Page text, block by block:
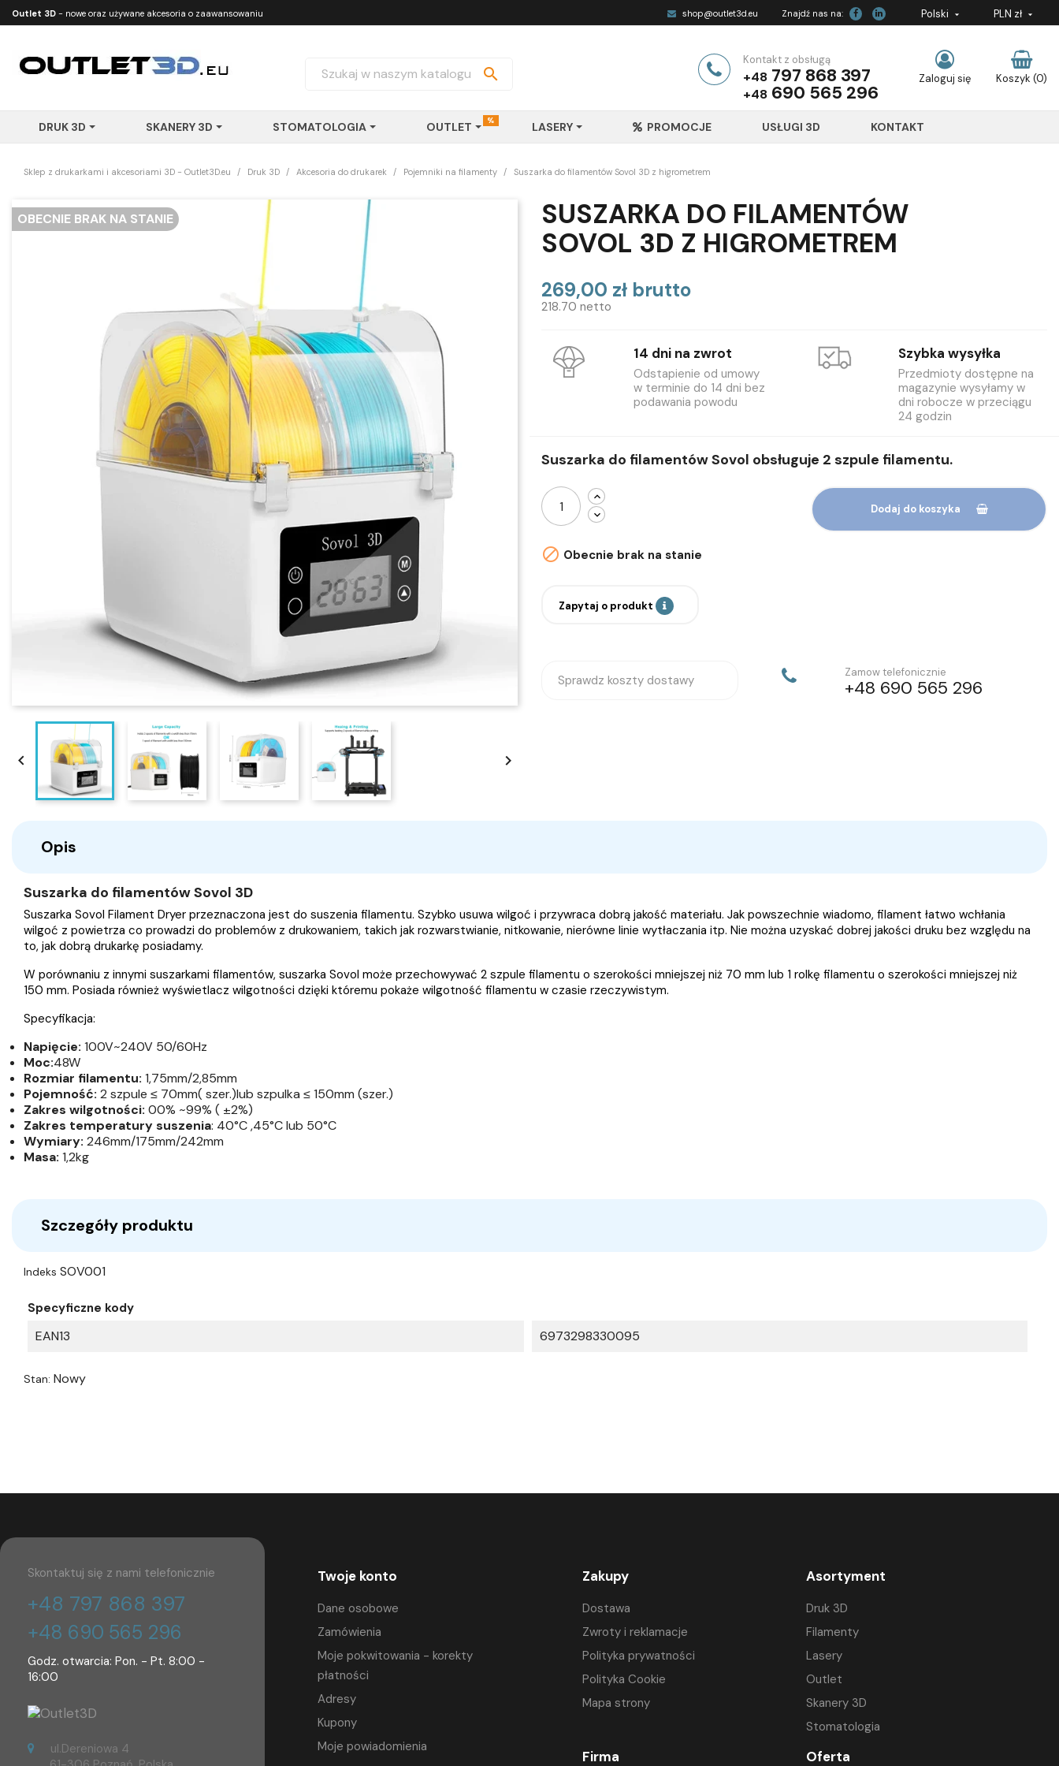
Outlet 3D - nowe oraz używane akcesoria o zaawansowaniu
shop@outlet3d.eu Znajdź nas na: Polski  PLN zł 
Koszyk (0)
 Zaloguj się
Kontakt z obsługą
+48 797 868 397
+48 690 565 296
DRUK 3D SKANERY 3D STOMATOLOGIA OUTLET % LASERY PROMOCJE USŁUGI 3D KONTAKT
Sklep z drukarkami i akcesoriami 3D - Outlet3D.eu Druk 3D Akcesoria do drukarek Pojemniki na filamenty Suszarka do filamentów Sovol 3D z higrometrem
OBECNIE BRAK NA STANIE
 
SUSZARKA DO FILAMENTÓW
SOVOL 3D Z HIGROMETREM
269,00 zł brutto
218.70 netto
14 dni na zwrot
Odstapienie od umowy
w terminie do 14 dni bez
podawania powodu
Szybka wysyłka
Przedmioty dostępne na
magazynie wysyłamy w
dni robocze w przeciągu
24 godzin
Suszarka do filamentów Sovol obsługuje 2 szpule filamentu.
Dodaj do koszyka
 Obecnie brak na stanie
Zapytaj o produkt
Sprawdz koszty dostawy
Zamow telefonicznie
+48 690 565 296
Opis
Suszarka do filamentów Sovol 3D
Suszarka Sovol Filament Dryer przeznaczona jest do suszenia filamentu. Szybko usuwa wilgoć i przywraca dobrą jakość materiału. Jak powszechnie wiadomo, filament łatwo wchłania
wilgoć z powietrza co prowadzi do problemów z drukowaniem, takich jak rozwarstwianie, nitkowanie, nierówne linie wytłaczania itp. Nie można uzyskać dobrej jakości druku bez względu na
to, jak dobrą drukarkę posiadamy.
W porównaniu z innymi suszarkami filamentów, suszarka Sovol może przechowywać 2 szpule filamentu o szerokości mniejszej niż 70 mm lub 1 rolkę filamentu o szerokości mniejszej niż
150 mm. Posiada również wyświetlacz wilgotności dzięki któremu pokaże wilgotność filamentu w czasie rzeczywistym.
Specyfikacja:
Napięcie: 100V~240V 50/60Hz
Moc:48W
Rozmiar filamentu: 1,75mm/2,85mm
Pojemność: 2 szpule ≤ 70mm( szer.)lub szpulka ≤ 150mm (szer.)
Zakres wilgotności: 00% ~99% ( ±2%)
Zakres temperatury suszenia: 40°C ,45°C lub 50°C
Wymiary: 246mm/175mm/242mm
Masa: 1,2kg
Szczegóły produktu
Indeks SOV001
Specyficzne kody
EAN13 6973298330095
Stan: Nowy
Skontaktuj się z nami telefonicznie
+48 797 868 397
+48 690 565 296
Godz. otwarcia: Pon. - Pt. 8:00 -
16:00
ul.Dereniowa 4
Twoje konto
Dane osobowe
Zamówienia
Moje pokwitowania - korekty
płatności
Adresy
Kupony
Moje powiadomienia
Zakupy
Dostawa
Zwroty i reklamacje
Polityka prywatności
Polityka Cookie
Mapa strony
Asortyment
Druk 3D
Filamenty
Lasery
Outlet
Skanery 3D
Stomatologia
Firma Oferta